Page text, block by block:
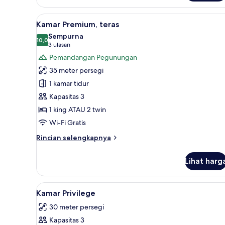
suite
with
private
or
private
terrace
Lihat
semua
foto
untuk
Kamar
Premium,
teras
Kamar Premium, teras |
12
Kamar Premium, teras
10,010,0 dari 10
Sempurna
3 ulasan
(3
ulasan)
Pemandangan Pegunungan
35 meter persegi
1 kamar tidur
Kapasitas 3
1 king ATAU 2 twin
Wi-Fi Gratis
Rincian selengkapnya
Rincian
Kamar
Premium,
teras
Lihat
Lihat
semua
foto
untuk
Kamar Privilege | Seprai
7
Kamar Privilege
30 meter persegi
Kapasitas 3